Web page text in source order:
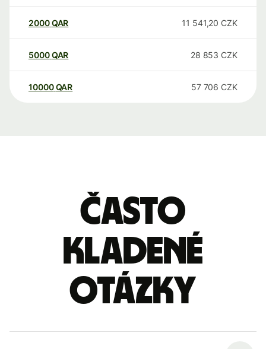
2000QAR 11 541,20 CZK
5000QAR 28 853 CZK
10000 QAR 57 706 CZK
Často
kladené
otázky